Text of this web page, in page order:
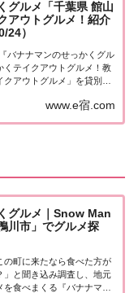
グルメ「千葉県 館山
アウトグルメ！紹介
24）
バナナマンのせっかくグル
くテイクアウトグルメ！教
アウトグルメ」を貸別荘
くテイクアウトグルメ「千
www.e宿.com
グルメ｜Snow Man
川市」でグルメ探
の町に来たなら食べた方が
」と聞き込み調査し、地元
食べまくる『バナナマン